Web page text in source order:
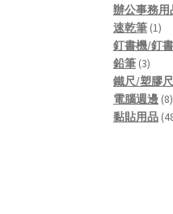
辦公事務
速乾筆 11
釘書機/釘
鉛筆 33
鐵尺/塑膠尺
電腦週邊 88
黏貼用品